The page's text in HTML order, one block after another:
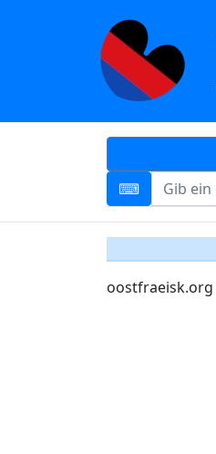
oostfraeisk.org